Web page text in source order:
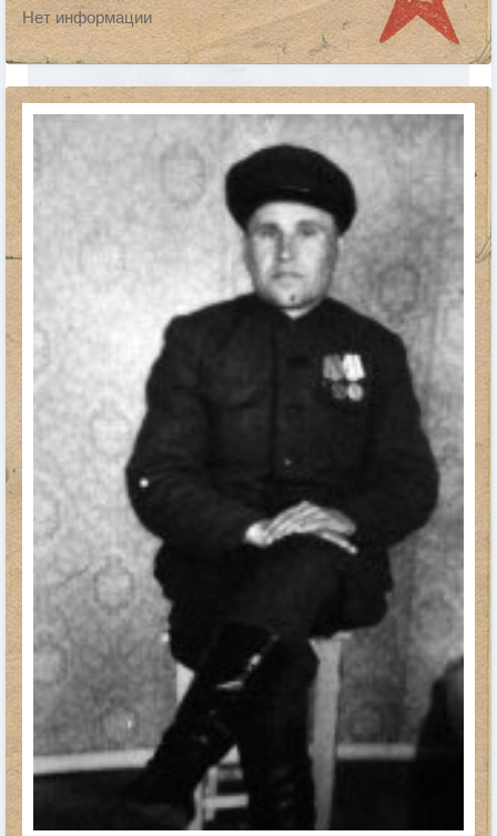
Нет информации